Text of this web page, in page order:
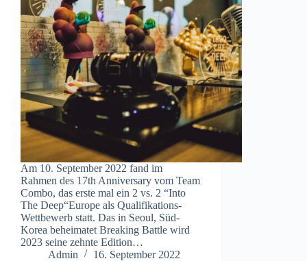
Am 10. September 2022 fand im
Rahmen des 17th Anniversary vom Team
Combo, das erste mal ein 2 vs. 2 “Into
The Deep“Europe als Qualifikations-
Wettbewerb statt. Das in Seoul, Süd-
Korea beheimatet Breaking Battle wird
2023 seine zehnte Edition…
Admin
16. September 2022